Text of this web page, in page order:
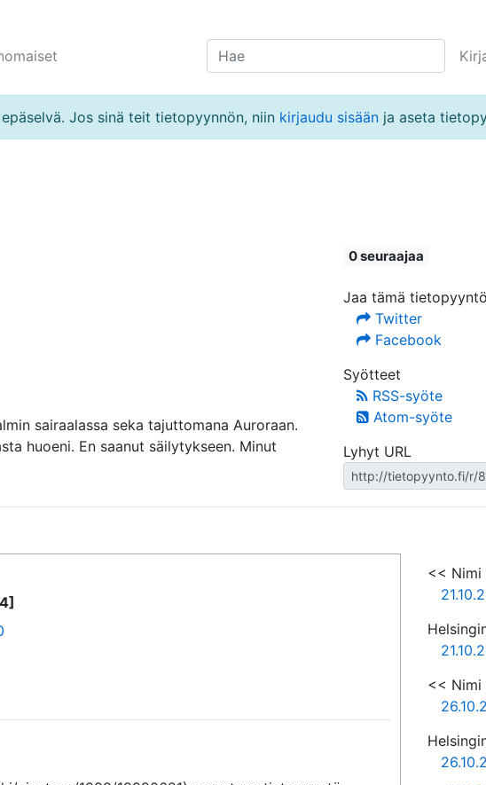
Jos sinä teit tietopyynnön, niin kirjaudu sisään ja aseta
sairaalassa seka tajuttomana Auroraan.
huoeni. En saanut säilytykseen. Minut
0 seuraajaa
Jaa tämä tietopyyntö
Twitter
Facebook
Syötteet
RSS-syöte
Atom-syöte
Lyhyt URL
<< Nimi
<< Nimi